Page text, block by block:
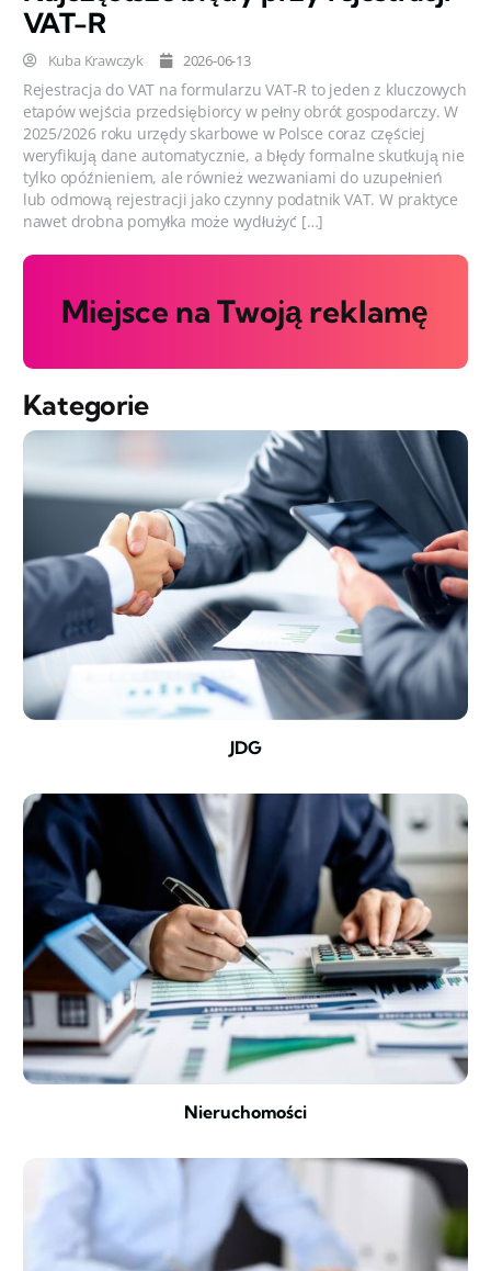
VAT-R
Kuba Krawczyk 2026-06-13
Rejestracja do VAT na formularzu VAT-R to jeden z kluczowych
etapów wejścia przedsiębiorcy w pełny obrót gospodarczy. W
2025/2026 roku urzędy skarbowe w Polsce coraz częściej
weryfikują dane automatycznie, a błędy formalne skutkują nie
tylko opóźnieniem, ale również wezwaniami do uzupełnień
lub odmową rejestracji jako czynny podatnik VAT. W praktyce
nawet drobna pomyłka może wydłużyć […]
Miejsce na Twoją reklamę
Kategorie
JDG
Nieruchomości